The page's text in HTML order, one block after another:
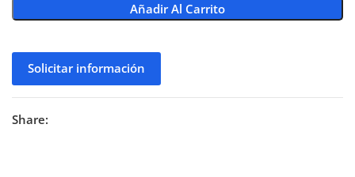
Añadir Al Carrito
Solicitar información
Share: